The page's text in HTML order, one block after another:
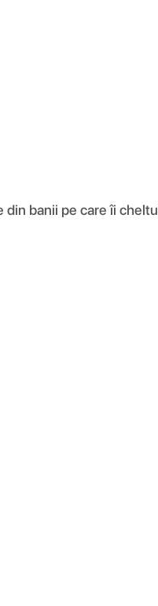
banii pe care îi